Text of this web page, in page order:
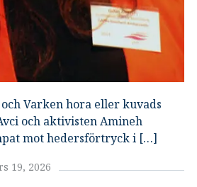
Varken hora eller kuvads
och aktivisten Amineh
mot hedersförtryck i […]
19, 2026